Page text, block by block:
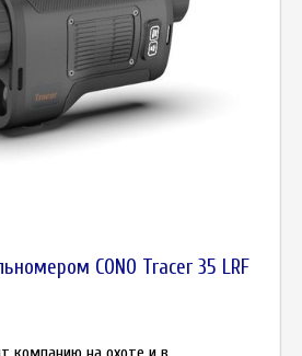
CONO Tracer 35 LRF